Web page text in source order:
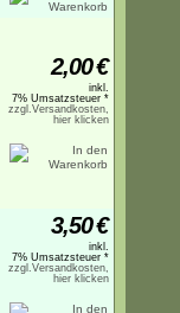
2,00€
inkl.
7% Umsatzsteuer *
zzgl.Versandkosten,
hier klicken
3,50€
inkl.
7% Umsatzsteuer *
zzgl.Versandkosten,
hier klicken